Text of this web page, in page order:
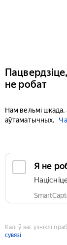
не робат
Нам вельмі
аўтаматычных.
Я не
Калі ў вас узніклі
сувязі